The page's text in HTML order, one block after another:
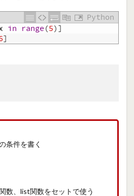
Python
in range(5)]
]
条件を書く
数、list関数をセットで使う